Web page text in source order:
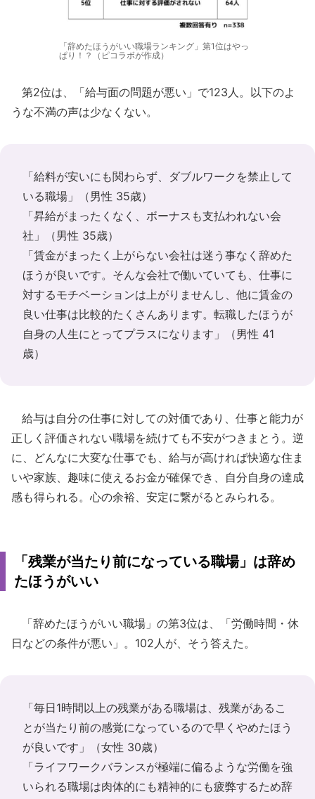
「辞めたほうがいい職場ランキング」第1位はやっ
ぱり！？（ピコラボが作成）
第2位は、「給与面の問題が悪い」で123人。以下のよ
うな不満の声は少なくない。
「給料が安いにも関わらず、ダブルワークを禁止して
いる職場」（男性 35歳）
「昇給がまったくなく、ボーナスも支払われない会
社」（男性 35歳）
「賃金がまったく上がらない会社は迷う事なく辞めた
ほうが良いです。そんな会社で働いていても、仕事に
対するモチベーションは上がりませんし、他に賃金の
良い仕事は比較的たくさんあります。転職したほうが
自身の人生にとってプラスになります」（男性 41
歳）
給与は自分の仕事に対しての対価であり、仕事と能力が
正しく評価されない職場を続けても不安がつきまとう。逆
に、どんなに大変な仕事でも、給与が高ければ快適な住ま
いや家族、趣味に使えるお金が確保でき、自分自身の達成
感も得られる。心の余裕、安定に繋がるとみられる。
「残業が当たり前になっている職場」は辞め
たほうがいい
「辞めたほうがいい職場」の第3位は、「労働時間・休
日などの条件が悪い」。102人が、そう答えた。
「毎日1時間以上の残業がある職場は、残業があるこ
とが当たり前の感覚になっているので早くやめたほう
が良いです」（女性 30歳）
「ライフワークバランスが極端に偏るような労働を強
いられる職場は肉体的にも精神的にも疲弊するため辞